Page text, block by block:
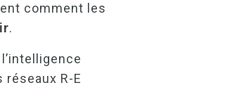
comment les
.
R-E